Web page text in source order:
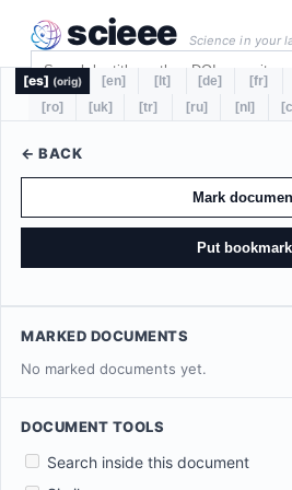
scieee Science in your
[es] (orig) [en] [lt] [de] [fr]
[ro]
[uk] [tr] [ru] [nl]
← BACK
Mark
Put bookmark
MARKED DOCUMENTS
No marked documents yet.
DOCUMENT TOOLS
Search inside this document